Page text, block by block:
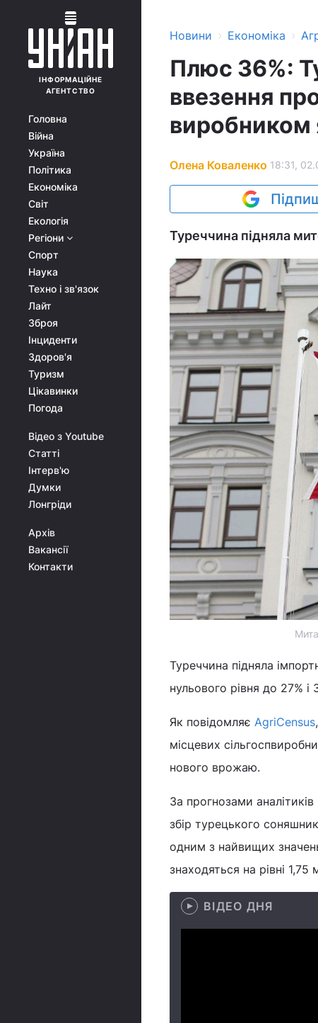
ІНФОРМАЦІЙНЕ
АГЕНТСТВО
Головна
Війна
Україна
Політика
Економіка
Світ
Екологія
Регіони
Спорт
Наука
Техно і зв'язок
Лайт
Зброя
Інциденти
Здоров'я
Туризм
Цікавинки
Погода
Відео з Youtube
Статті
Інтерв'ю
Думки
Лонгріди
Архів
Вакансії
Контакти
Новини › Економіка ›
Плюс 36%:
ввезення
виробником
Олена Коваленко 18:31,
Туреччина підняла
Туреччина підняла
нульового рівня до 27% і
Як повідомляє AgriCensus
місцевих
нового врожаю.
За прогнозами
збір турецького
одним з найвищих
знаходяться на рівні 1,75
ВІДЕО ДНЯ